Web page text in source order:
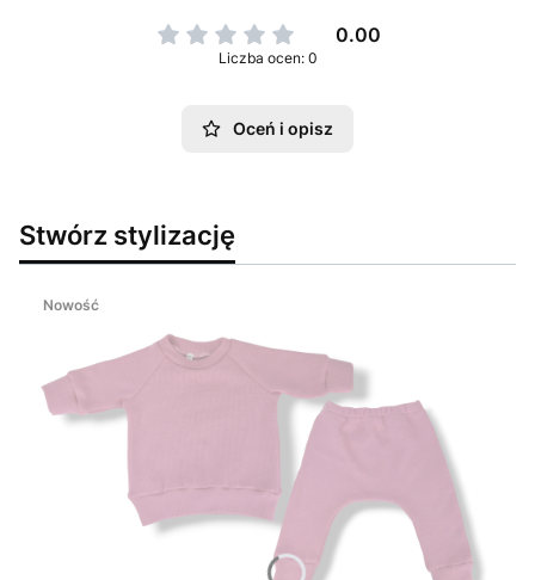
0.00
Liczba ocen: 0
Oceń i opisz
Stwórz stylizację
Nowość